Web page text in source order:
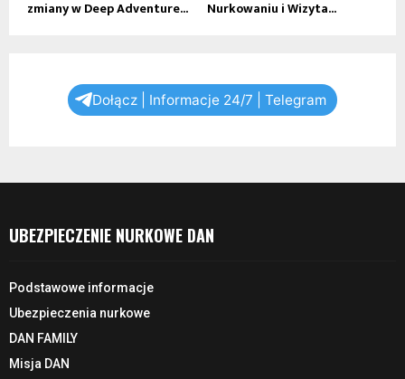
zmiany w Deep Adventure... Nurkowaniu i Wizyta...
Dołącz | Informacje 24/7 | Telegram
UBEZPIECZENIE NURKOWE DAN
Podstawowe informacje
Ubezpieczenia nurkowe
DAN FAMILY
Misja DAN